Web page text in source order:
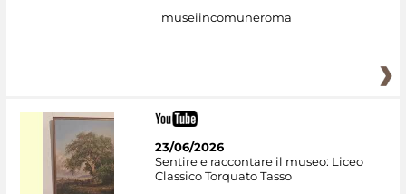
museiincomuneroma
23/06/2026
Sentire e raccontare il museo: Liceo
Classico Torquato Tasso